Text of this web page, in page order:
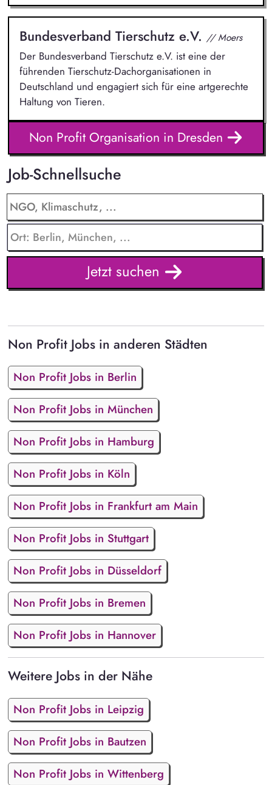
Bundesverband Tierschutz e.V. // Moers
Der Bundesverband Tierschutz e.V. ist eine der
führenden Tierschutz-Dachorganisationen in
Deutschland und engagiert sich für eine artgerechte
Haltung von Tieren.
Non Profit Organisation in Dresden
Job-Schnellsuche
Jetzt suchen
Non Profit Jobs in anderen Städten
Non Profit Jobs in Berlin
Non Profit Jobs in München
Non Profit Jobs in Hamburg
Non Profit Jobs in Köln
Non Profit Jobs in Frankfurt am Main
Non Profit Jobs in Stuttgart
Non Profit Jobs in Düsseldorf
Non Profit Jobs in Bremen
Non Profit Jobs in Hannover
Weitere Jobs in der Nähe
Non Profit Jobs in Leipzig
Non Profit Jobs in Bautzen
Non Profit Jobs in Wittenberg